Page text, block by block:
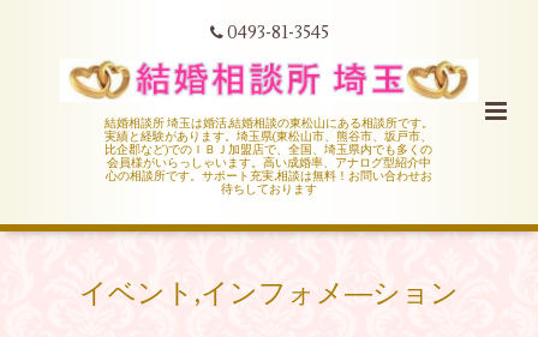
0493-81-3545
結婚相談所 埼玉は婚活,結婚相談の東松山にある相談所です。
実績と経験があります。埼玉県(東松山市、熊谷市、坂戸市、
比企郡など)でのＩＢＪ加盟店で、全国、埼玉県内でも多くの
会員様がいらっしゃいます。高い成婚率、アナログ型紹介中
心の相談所です。サポート充実,相談は無料！お問い合わせお
待ちしております
イベント,インフォメ―ション